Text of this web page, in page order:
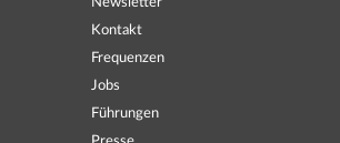
Newsletter
Kontakt
Frequenzen
Jobs
Führungen